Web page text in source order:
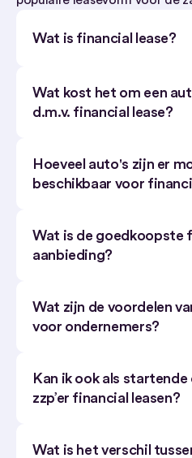
Wat is financial lease?
Wat kost het om een
d.m.v. financial lease?
Hoeveel auto's zijn er
beschikbaar voor
Wat is de goedkoopste
aanbieding?
Wat zijn de voordelen
voor ondernemers?
Kan ik ook als
zzp’er financial leasen?
Wat is het verschil